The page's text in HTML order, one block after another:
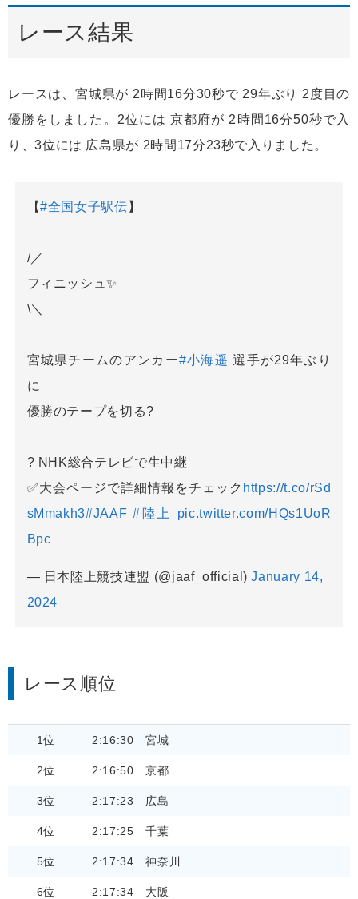
レース結果
レースは、宮城県が 2時間16分30秒で 29年ぶり 2度目の
優勝をしました。2位には 京都府が 2時間16分50秒で入
り、3位には 広島県が 2時間17分23秒で入りました。
【#全国女子駅伝 】
/／
フィニッシュ✨
\＼
宮城県チームのアンカー#小海遥 選手が29年ぶり
に
優勝のテープを切る?
? NHK総合テレビで生中継
✅大会ページで詳細情報をチェック https://t.co/rSd
sMmakh3#JAAF #陸上
pic.twitter.com/HQs1UoR
Bpc
— 日本陸上競技連盟 (@jaaf_official)January 14,
2024
レース順位
1位 2:16:30 宮城
2位 2:16:50 京都
3位 2:17:23 広島
4位 2:17:25 千葉
5位 2:17:34 神奈川
6位 2:17:34 大阪